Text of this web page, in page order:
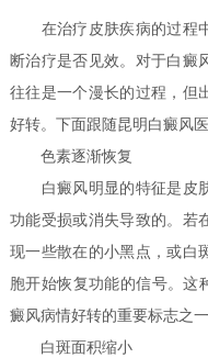
在治疗皮肤疾病的过程中
断治疗是否见效。对于白癜
往往是一个漫长的过程，但
好转。下面跟随昆明白癜风
色素逐渐恢复
白癜风明显的特征是皮肤
功能受损或消失导致的。若
现一些散在的小黑点，或白
胞开始恢复功能的信号。这
癜风病情好转的重要标志之一
白斑面积缩小